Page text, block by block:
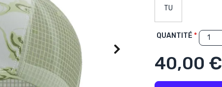
TU
QUANTITÉ
40,00 €